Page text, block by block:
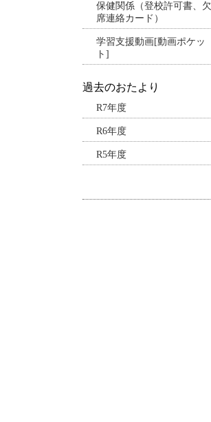
保健関係（登校許可書、欠
席連絡カード）
学習支援動画[動画ポケッ
ト]
過去のおたより
R7年度
R6年度
R5年度